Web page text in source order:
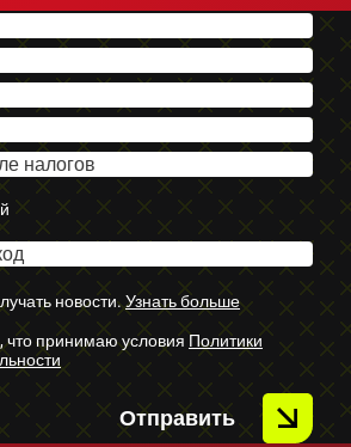
sensori.
новости. Узнать больше
принимаю условия Политики
Отправить